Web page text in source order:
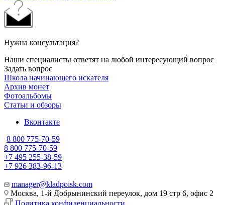
Нужна консультация?
Наши специалисты ответят на любой интересующий вопрос
Задать вопрос
Школа начинающего искателя
Архив монет
Фотоальбомы
Статьи и обзоры
Вконтакте
8 800 775-70-59
8 800 775-70-59
+7 495 255-38-59
+7 926 383-96-13
manager@kladpoisk.com
Москва, 1-й Добрынинский переулок, дом 19 стр 6, офис 2
Политика конфиденциальности